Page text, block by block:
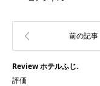
Review ホテルふじ.
評価